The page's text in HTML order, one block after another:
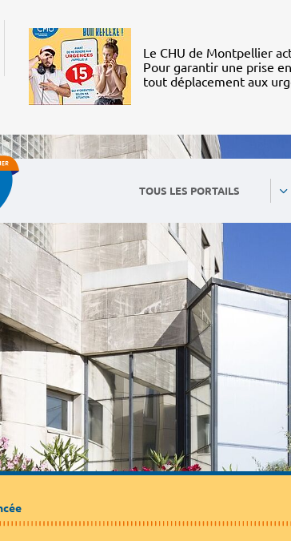
Le CHU de Montpellier
Pour garantir une prise
tout déplacement aux
TOUS LES PORTAILS